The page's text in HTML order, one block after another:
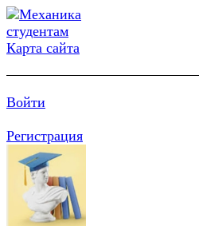
Карта сайта
Войти
Регистрация